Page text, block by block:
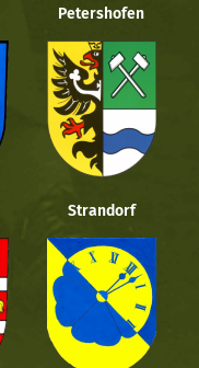
Petershofen
Strandorf